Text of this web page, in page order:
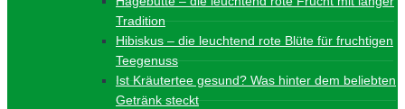
Tradition
Hibiskus – die leuchtend rote Blüte für fruchtigen
Teegenuss
Ist Kräutertee gesund? Was hinter dem beliebten
Getränk steckt